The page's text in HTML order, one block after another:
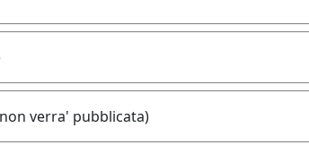
verra' pubblicata)